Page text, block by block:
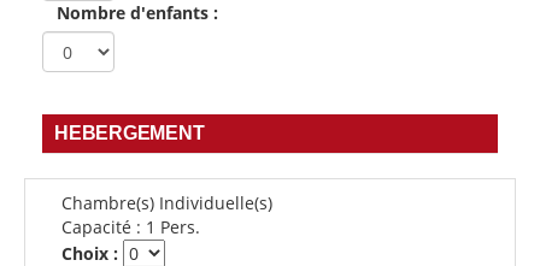
Nombre d'enfants :
HEBERGEMENT
Chambre(s) Individuelle(s)
Capacité : 1 Pers.
Choix :